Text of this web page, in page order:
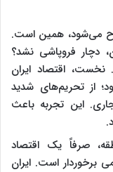
می‌شود، همین است.
دچار فروپاشی نشد؟
اقتصاد ایران
از تحریم‌های شدید
این تجربه باعث
صرفاً یک اقتصاد
است. ایران